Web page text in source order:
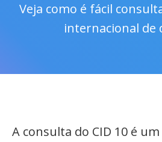
Veja como é fácil
internacional de
A consulta do CID 10 é